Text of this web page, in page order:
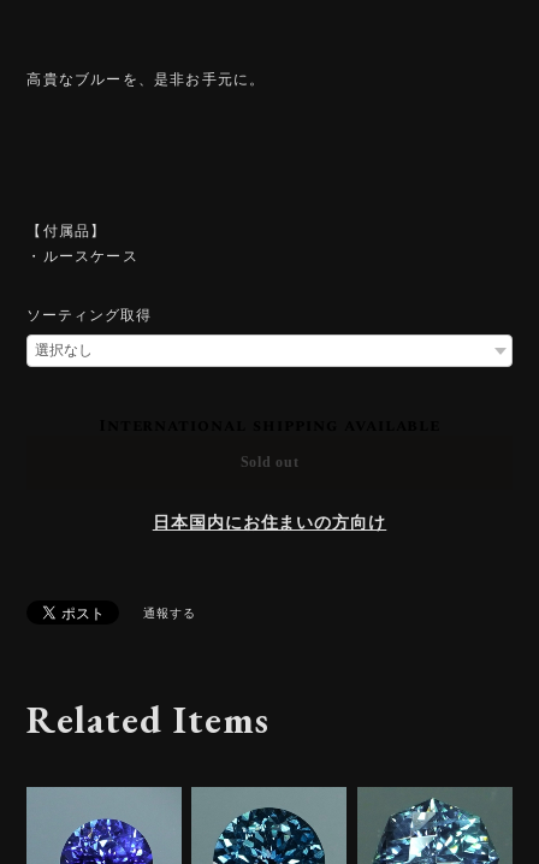
高貴なブルーを、是非お手元に。
【付属品】
・ルースケース
ソーティング取得
Sold out
日本国内にお住まいの方向け
通報する
Related Items